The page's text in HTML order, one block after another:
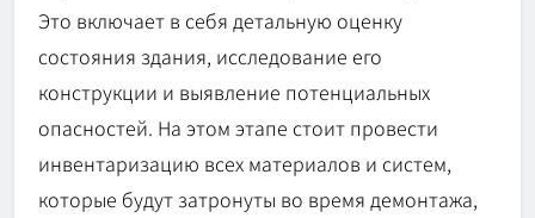
Это включает в себя детальную оценку
состояния здания, исследование его
конструкции и выявление потенциальных
опасностей. На этом этапе стоит провести
инвентаризацию всех материалов и систем,
которые будут затронуты во время демонтажа,